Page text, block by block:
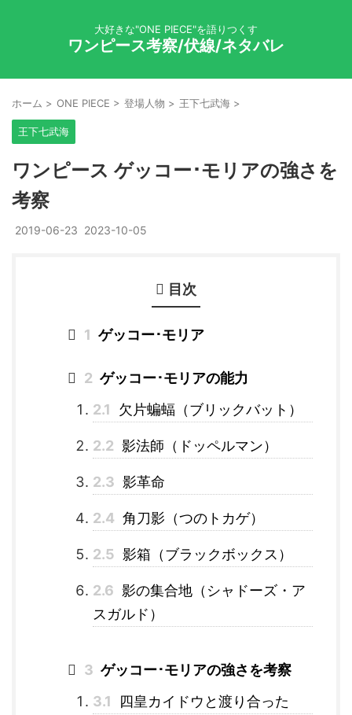
大好きな"ONE PIECE"を語りつくす
ワンピース考察/伏線/ネタバレ
ホーム > ONE PIECE > 登場人物 > 王下七武海 >
王下七武海
ワンピース ゲッコー･モリアの強さを
考察
2019-06-23 2023-10-05
目次
1 ゲッコー･モリア
2 ゲッコー･モリアの能力
2.1
欠片蝙蝠（ブリックバット）
2.2 影法師（ドッペルマン）
2.3 影革命
2.4 角刀影（つのトカゲ）
2.5 影箱（ブラックボックス）
2.6 影の集合地（シャドーズ・ア
スガルド）
3 ゲッコー･モリアの強さを考察
3.1
四皇カイドウと渡り合った